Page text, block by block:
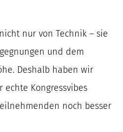
nur von Technik – sie
und dem
Deshalb haben wir
echte Kongressvibes
noch besser